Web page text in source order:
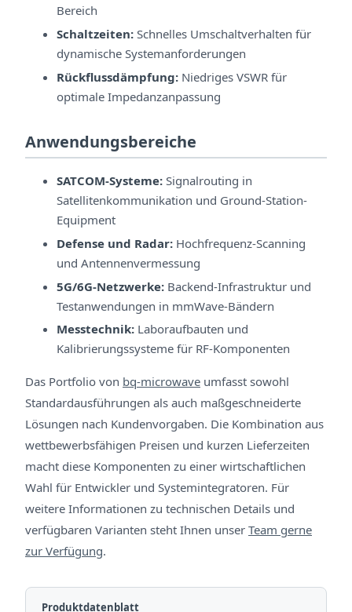
Bereich
Schaltzeiten: Schnelles Umschaltverhalten für
dynamische Systemanforderungen
Rückflussdämpfung: Niedriges VSWR für
optimale Impedanzanpassung
Anwendungsbereiche
SATCOM-Systeme: Signalrouting in
Satellitenkommunikation und Ground-Station-
Equipment
Defense und Radar: Hochfrequenz-Scanning
und Antennenvermessung
5G/6G-Netzwerke: Backend-Infrastruktur und
Testanwendungen in mmWave-Bändern
Messtechnik: Laboraufbauten und
Kalibrierungssysteme für RF-Komponenten
Das Portfolio von bq-microwave umfasst sowohl
Standardausführungen als auch maßgeschneiderte
Lösungen nach Kundenvorgaben. Die Kombination aus
wettbewerbsfähigen Preisen und kurzen Lieferzeiten
macht diese Komponenten zu einer wirtschaftlichen
Wahl für Entwickler und Systemintegratoren. Für
weitere Informationen zu technischen Details und
verfügbaren Varianten steht Ihnen unser Team gerne
zur Verfügung.
Produktdatenblatt